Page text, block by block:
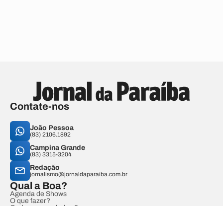
Contate-nos
João Pessoa
(83) 2106.1892
Campina Grande
(83) 3315-3204
Redação
jornalismo@jornaldaparaiba.com.br
Qual a Boa?
Agenda de Shows
O que fazer?